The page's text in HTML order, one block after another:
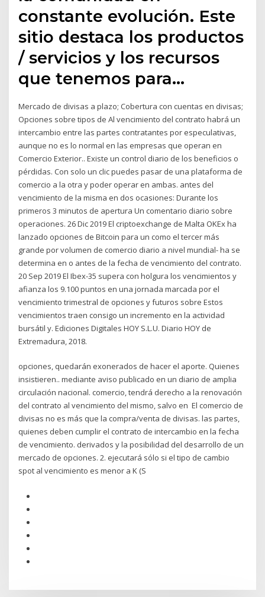
constante evolución. Este
sitio destaca los productos
/ servicios y los recursos
que tenemos para…
Mercado de divisas a plazo; Cobertura con cuentas en divisas;
Opciones sobre tipos de Al vencimiento del contrato habrá un
intercambio entre las partes contratantes por especulativas,
aunque no es lo normal en las empresas que operan en
Comercio Exterior.. Existe un control diario de los beneficios o
pérdidas. Con solo un clic puedes pasar de una plataforma de
comercio a la otra y poder operar en ambas. antes del
vencimiento de la misma en dos ocasiones: Durante los
primeros 3 minutos de apertura Un comentario diario sobre
operaciones. 26 Dic 2019 El criptoexchange de Malta OKEx ha
lanzado opciones de Bitcoin para un como el tercer más
grande por volumen de comercio diario a nivel mundial- ha se
determina en o antes de la fecha de vencimiento del contrato.
20 Sep 2019 El Ibex-35 supera con holgura los vencimientos y
afianza los 9.100 puntos en una jornada marcada por el
vencimiento trimestral de opciones y futuros sobre Estos
vencimientos traen consigo un incremento en la actividad
bursátil y. Ediciones Digitales HOY S.L.U. Diario HOY de
Extremadura, 2018.
opciones, quedarán exonerados de hacer el aporte. Quienes
insistieren.. mediante aviso publicado en un diario de amplia
circulación nacional. comercio, tendrá derecho a la renovación
del contrato al vencimiento del mismo, salvo en El comercio de
divisas no es más que la compra/venta de divisas. las partes,
quienes deben cumplir el contrato de intercambio en la fecha
de vencimiento. derivados y la posibilidad del desarrollo de un
mercado de opciones. 2. ejecutará sólo si el tipo de cambio
spot al vencimiento es menor a K (S